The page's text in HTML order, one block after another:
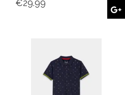
€29.99